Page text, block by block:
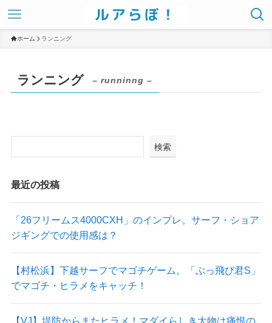
ホーム ランニング
ランニング – runninng –
検索
最近の投稿
「26フリームス4000CXH」のインプレ。サーフ・ショア
ジギングでの使用感は？
【村松浜】下越サーフでマゴチゲーム。「ぶっ飛び君S」
でマゴチ・ヒラメをキャッチ！